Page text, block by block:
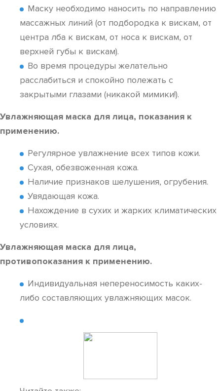
Маску необходимо наносить по направлению
массажных линий (от подбородка к вискам, от
центра лба к вискам, от носа к вискам, от
верхней губы к вискам).
Во время процедуры желательно
расслабиться и спокойно полежать с
закрытыми глазами (никакой мимики!).
Увлажняющая маска для лица, показания к
применению.
Регулярное увлажнение всех типов кожи.
Сухая, обезвоженная кожа.
Наличие признаков шелушения, огрубения.
Увядающая кожа.
Нахождение в сухих и жарких климатических
условиях.
Увлажняющая маска для лица,
противопоказания к применению.
Индивидуальная непереносимость каких-
либо составляющих увлажняющих масок.